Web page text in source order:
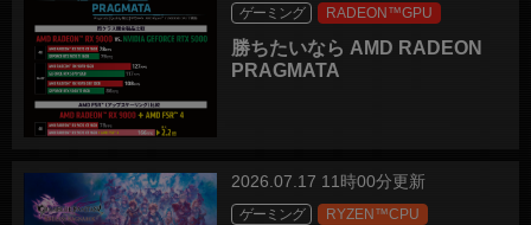
ゲーミング RADEON™GPU
勝ちたいなら AMD RADEON
PRAGMATA
2026.07.17 11時00分更新
ゲーミング
RYZEN™CPU